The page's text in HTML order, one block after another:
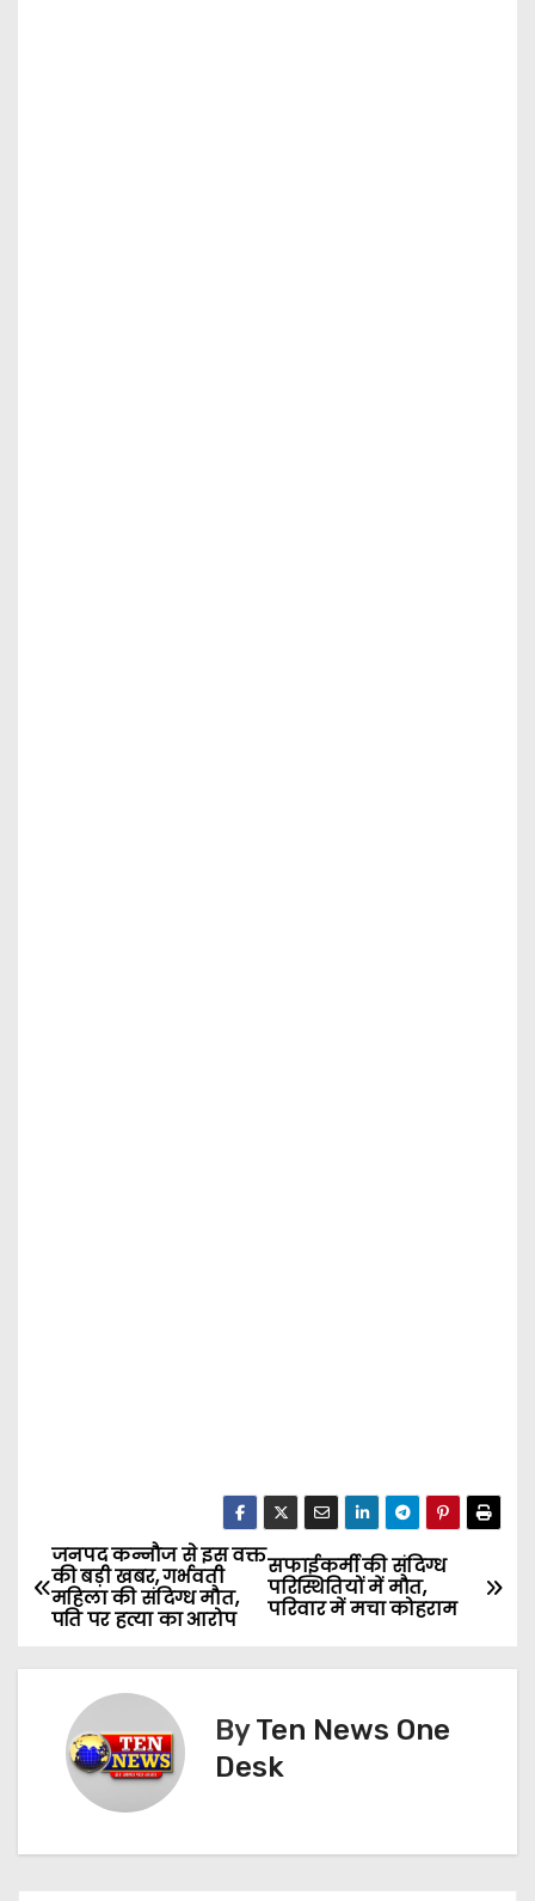
P
o
s
सफाईकर्मी की संदिग्ध
परिस्थितियों में मौत,
परिवार में मचा कोहराम
जनपद कन्नौज से इस वक्त
की बड़ी खबर, गर्भवती
महिला की संदिग्ध मौत,
पति पर हत्या का आरोप
ByTen News One
Desk